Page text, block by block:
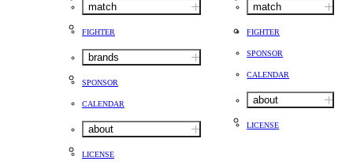
match
FIGHTER
brands
SPONSOR
CALENDAR
about
LICENSE
match
FIGHTER
SPONSOR
CALENDAR
about
LICENSE